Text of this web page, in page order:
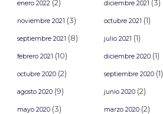
enero 2022 (2) diciembre 2021 (3)
noviembre 2021 (3) octubre 2021 (1)
septiembre 2021 (8) julio 2021 (1)
febrero 2021 (10) diciembre 2020 (1)
octubre 2020 (2) septiembre 2020 (1)
agosto 2020 (9) junio 2020 (2)
mayo 2020 (3) marzo 2020 (2)